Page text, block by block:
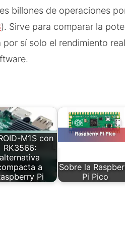
billones de operaciones
). Sirve para comparar la
sí solo el rendimiento
M1S con
RK3566:
alternativa
a
Pi
Sobre la
Pi Pico